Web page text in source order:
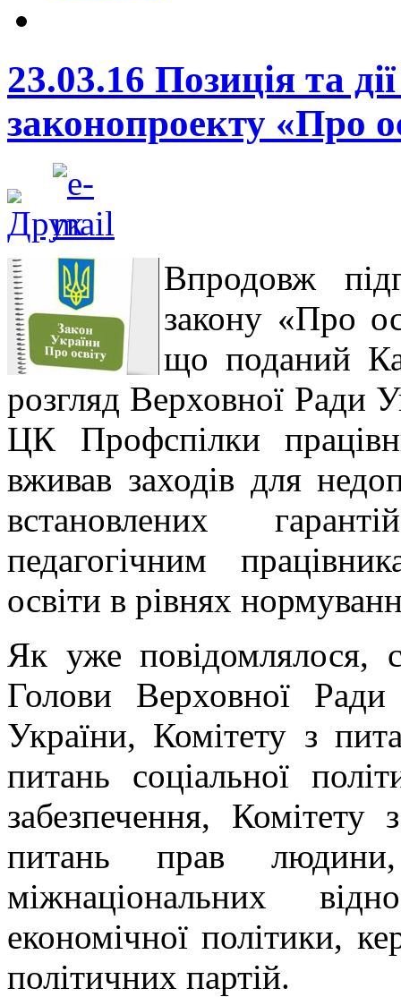
23.03.16 Позиція та
законопроекту «Про
Впродовж
закону «Про
що поданий
розгляд Верховної Ради
ЦК Профспілки
вживав заходів для
встановлених
педагогічним
освіти в рівнях
Як уже повідомлялося,
Голови Верховної Ради
України, Комітету з
питань соціальної
забезпечення,
питань прав
міжнаціональних
економічної політики,
політичних партій.